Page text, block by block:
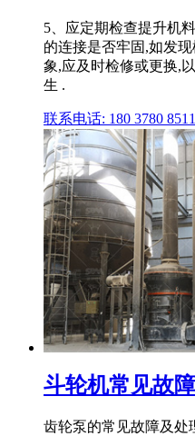
5、应定期检查提升机
的连接是否牢固,如发
象,应及时检修或更换,
生 .
联系电话: 180 3780 8511
斗轮机常见故
齿轮泵的常见故障及处